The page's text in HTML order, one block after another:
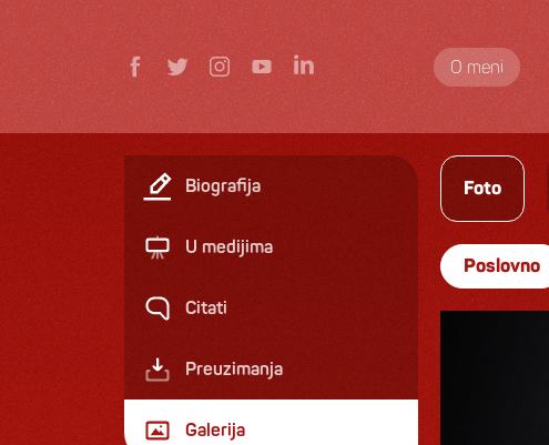
O meni
Biografija
U medijima
Citati
Preuzimanja
Galerija
Foto
Poslovno